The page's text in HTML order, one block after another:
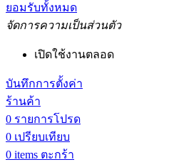
ยอมรับทั้งหมด
จัดการความเป็นส่วนตัว
เปิดใช้งานตลอด
บันทึกการตั้งค่า
ร้านค้า
0 รายการโปรด
0 เปรียบเทียบ
0 items ตะกร้า